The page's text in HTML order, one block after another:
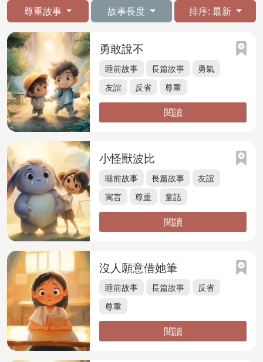
尊重故事 故事長度 排序: 最新
勇敢說不
睡前故事 長篇故事
勇氣
友誼
反省 尊重
閱讀
小怪獸波比
睡前故事 長篇故事
友誼
寓言
尊重 童話
閱讀
沒人願意借她筆
睡前故事 長篇故事
反省
尊重
閱讀